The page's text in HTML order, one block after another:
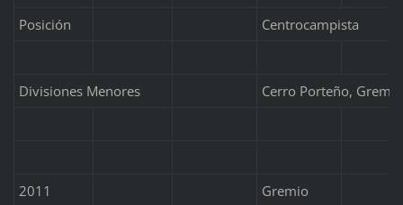
Posición Centrocampista
Divisiones Menores Cerro Porteño, Gremio
2011
Gremio